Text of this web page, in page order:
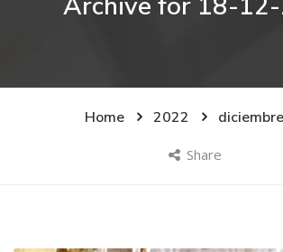
Home 2022 diciembre
Share